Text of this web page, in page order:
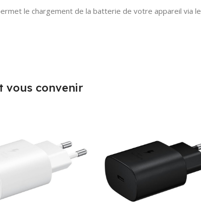
le chargement de la batterie de votre appareil via le
vous convenir